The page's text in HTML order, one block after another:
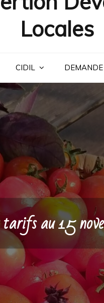
Locales
CIDIL
tarifs au 15